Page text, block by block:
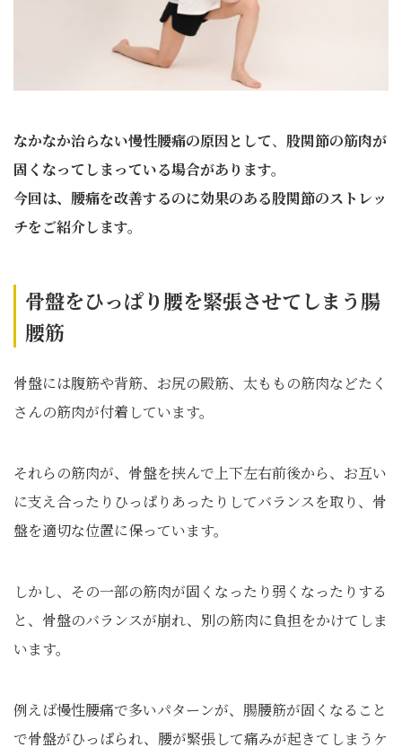
なかなか治らない慢性腰痛の原因として、 股関節の筋肉が
固くなってしまっている場合があります。
今回は、腰痛を改善するのに効果のある股関節のストレッ
チをご紹介します。
骨盤をひっぱり腰を緊張させてしまう腸
腰筋
骨盤には腹筋や背筋、お尻の殿筋、太ももの筋肉などたく
さんの筋肉が付着しています。
それらの筋肉が、骨盤を挟んで上下左右前後から、お互い
に支え合ったりひっぱりあったりしてバランスを取り、骨
盤を適切な位置に保っています。
しかし、その一部の筋肉が固くなったり弱くなったりする
と、骨盤のバランスが崩れ、別の筋肉に負担をかけてしま
います。
例えば慢性腰痛で多いパターンが、腸腰筋が固くなること
で骨盤がひっぱられ、腰が緊張して痛みが起きてしまうケ